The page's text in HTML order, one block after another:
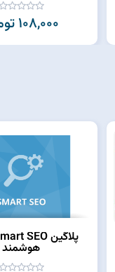
108,000 تومان
هوشمند